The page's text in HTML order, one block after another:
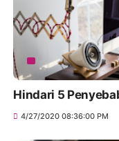
Hindari 5
4/27/2020 08:36:00 PM